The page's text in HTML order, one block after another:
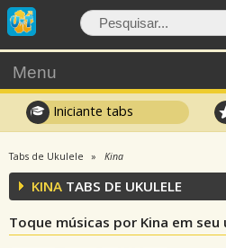
Menu
Iniciante tabs
Tabs de Ukulele Kina
KINA TABS DE UKULELE
Toque músicas por Kina em seu